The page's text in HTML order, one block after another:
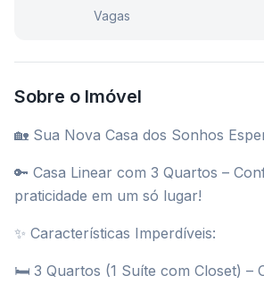
Vagas
Sobre o Imóvel
🏡 Sua Nova Casa dos Sonhos
🔑 Casa Linear com 3 Quartos –
praticidade em um só lugar!
✨ Características Imperdíveis:
🛏️ 3 Quartos (1 Suíte com Closet) –